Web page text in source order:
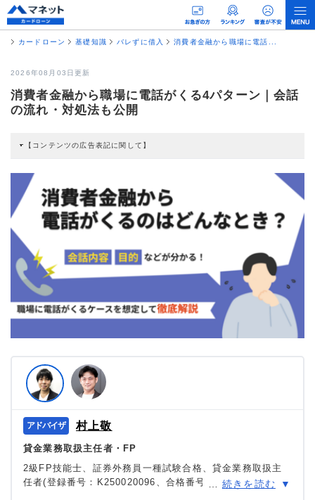
カードローン 基礎知識 バレずに借入 消費者金融から職場に電話...
2026年08月03日更新
消費者金融から職場に電話がくる4パターン｜会話
の流れ・対処法も公開
【コンテンツの広告表記に関して】
すると弊社に対して企業から紹介報酬が支払われるという収益モデルです。 た
だし、特定の商品を根拠なくPRするものではなく、当編集部の調査／ユーザー
への口コミ収集などに基づき、公平性を担保した情報提供を行っています。
>提携企業一覧
村上敬
貸金業務取扱主任者・FP
2級FP技能士、証券外務員一種試験合格、貸金業務取扱主
任者(登録番号：K250020096、合格番号：第F241000177
続きを読む